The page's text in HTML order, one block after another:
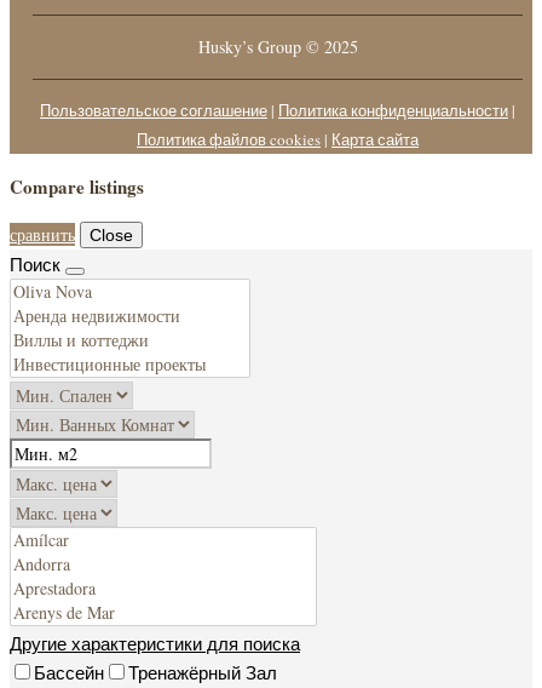
Husky’s Group © 2025
Пользовательское соглашение | Политика конфиденциальности |
Политика файлов cookies | Карта сайта
Compare listings
сравнить Close
Поиск
Другие характеристики для поиска
Бассейн
Тренажёрный Зал